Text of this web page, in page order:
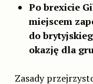
Po brexicie
miejscem
do
okazję dla
Zasady